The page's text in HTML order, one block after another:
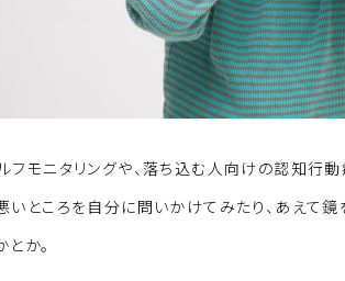
フモニタリングや、落ち込む人向けの認知行
いところを自分に問いかけてみたり、あえて
とか。